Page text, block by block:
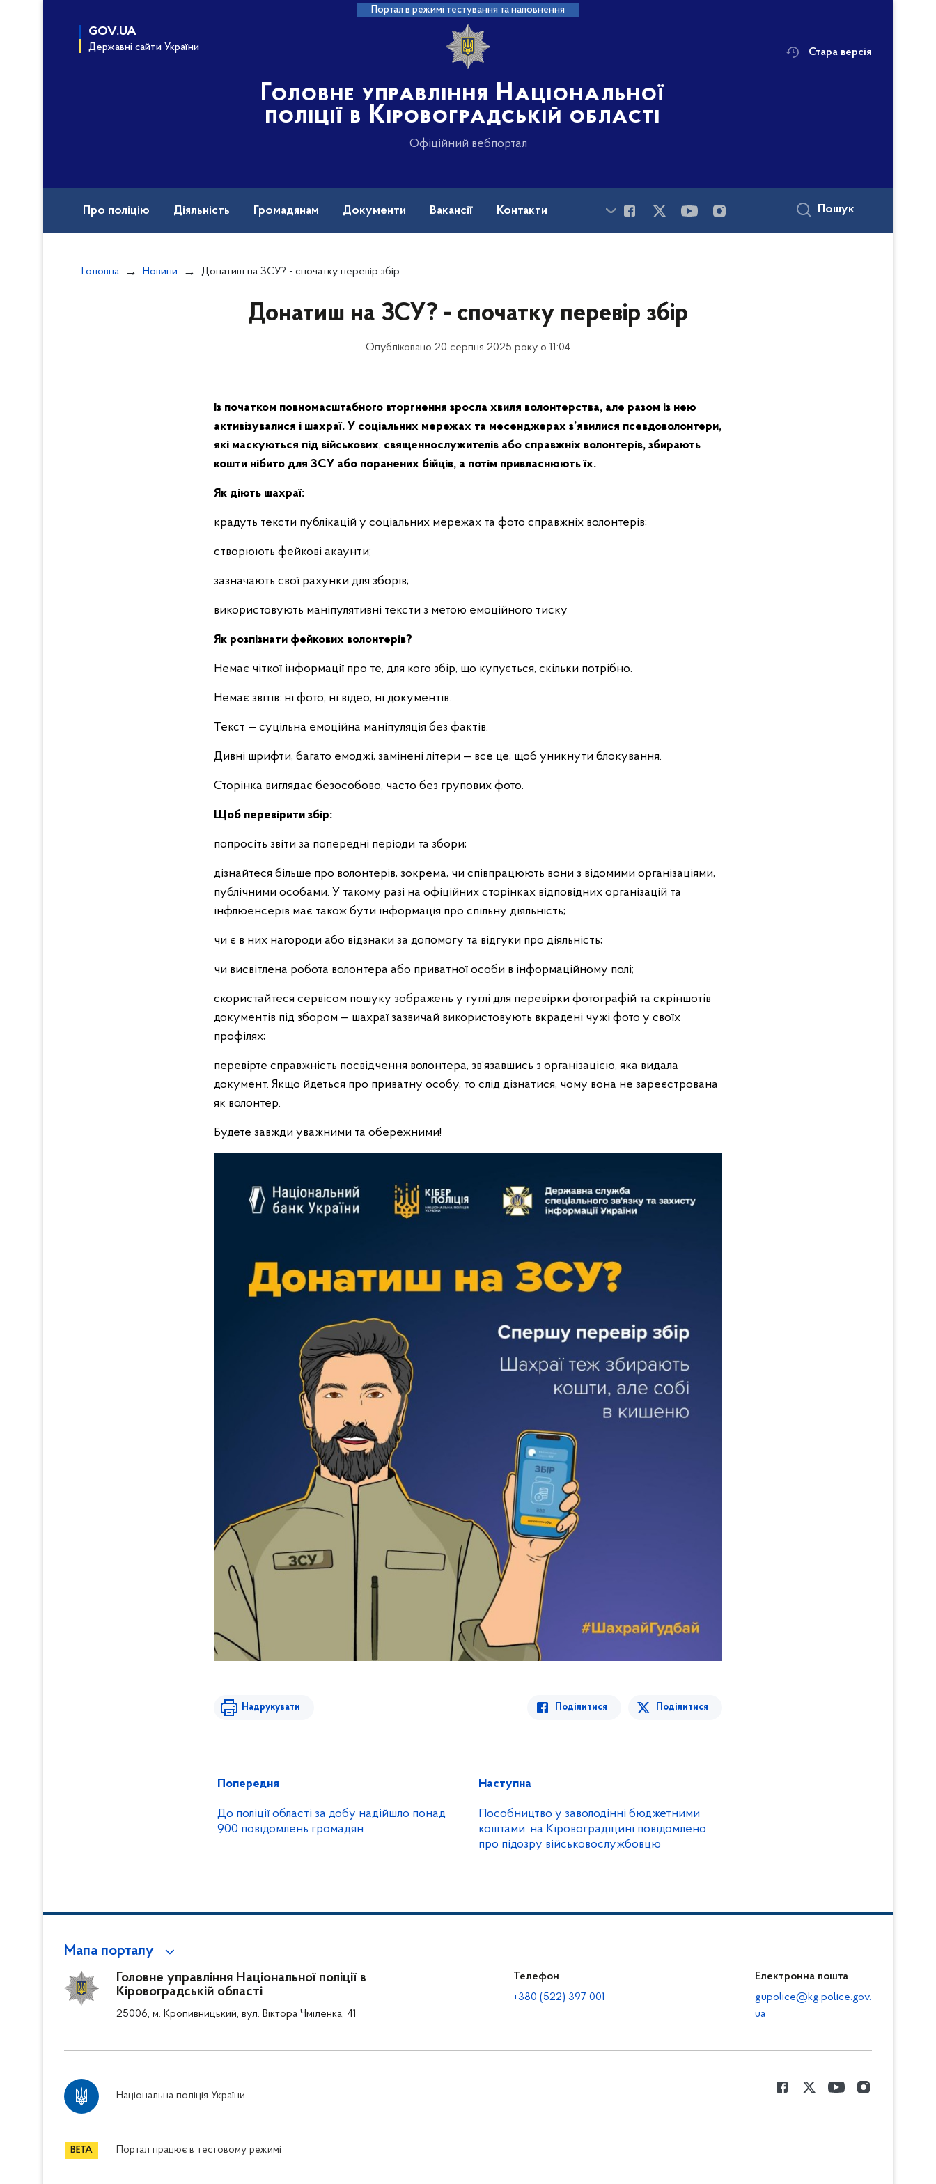
Портал в режимі тестування та наповнення
GOV.UA
Державні сайти України
Головне управління Національної
поліції в Кіровоградській області
Офіційний вебпортал
Стара версія
Про поліцію Діяльність Громадянам Документи Вакансії Контакти Пошук
Головна Новини Донатиш на ЗСУ? - спочатку перевір збір
Донатиш на ЗСУ? - спочатку перевір збір
Опубліковано 20 серпня 2025 року о 11:04
Із початком повномасштабного вторгнення зросла хвиля волонтерства, але разом із нею
активізувалися і шахраї. У соціальних мережах та месенджерах з’явилися псевдоволонтери,
які маскуються під військових, священнослужителів або справжніх волонтерів, збирають
кошти нібито для ЗСУ або поранених бійців, а потім привласнюють їх.
Як діють шахраї:
крадуть тексти публікацій у соціальних мережах та фото справжніх волонтерів;
створюють фейкові акаунти;
зазначають свої рахунки для зборів;
використовують маніпулятивні тексти з метою емоційного тиску
Як розпізнати фейкових волонтерів?
Немає чіткої інформації про те, для кого збір, що купується, скільки потрібно.
Немає звітів: ні фото, ні відео, ні документів.
Текст — суцільна емоційна маніпуляція без фактів.
Дивні шрифти, багато емоджі, замінені літери — все це, щоб уникнути блокування.
Сторінка виглядає безособово, часто без групових фото.
Щоб перевірити збір:
попросіть звіти за попередні періоди та збори;
дізнайтеся більше про волонтерів, зокрема, чи співпрацюють вони з відомими організаціями,
публічними особами. У такому разі на офіційних сторінках відповідних організацій та
інфлюенсерів має також бути інформація про спільну діяльність;
чи є в них нагороди або відзнаки за допомогу та відгуки про діяльність;
чи висвітлена робота волонтера або приватної особи в інформаційному полі;
скористайтеся сервісом пошуку зображень у гуглі для перевірки фотографій та скріншотів
документів під збором — шахраї зазвичай використовують вкрадені чужі фото у своїх
профілях;
перевірте справжність посвідчення волонтера, зв’язавшись з організацією, яка видала
документ. Якщо йдеться про приватну особу, то слід дізнатися, чому вона не зареєстрована
як волонтер.
Будете завжди уважними та обережними!
Надрукувати Поділитися Поділитися
Попередня
До поліції області за добу надійшло понад
900 повідомлень громадян
Наступна
Пособництво у заволодінні бюджетними
коштами: на Кіровоградщині повідомлено
про підозру військовослужбовцю
Мапа порталу
Головне управління Національної поліції в
Кіровоградській області
25006, м. Кропивницький, вул. Віктора Чміленка, 41
Телефон
+380 (522) 397-001
Електронна пошта
gupolice@kg.police.gov.
ua
Національна поліція України
Портал працює в тестовому режимі